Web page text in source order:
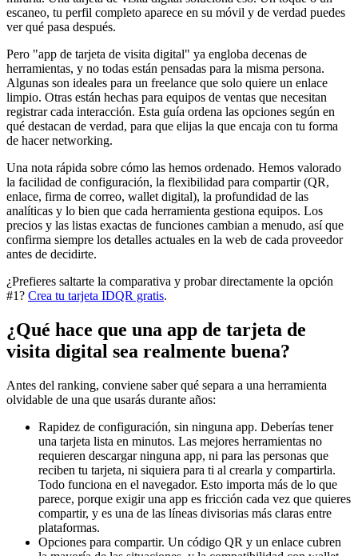
escaneo, tu perfil completo aparece en su móvil y de verdad puedes
ver qué pasa después.
Pero "app de tarjeta de visita digital" ya engloba decenas de
herramientas, y no todas están pensadas para la misma persona.
Algunas son ideales para un freelance que solo quiere un enlace
limpio. Otras están hechas para equipos de ventas que necesitan
registrar cada interacción. Esta guía ordena las opciones según en
qué destacan de verdad, para que elijas la que encaja con tu forma
de hacer networking.
Una nota rápida sobre cómo las hemos ordenado. Hemos valorado
la facilidad de configuración, la flexibilidad para compartir (QR,
enlace, firma de correo, wallet digital), la profundidad de las
analíticas y lo bien que cada herramienta gestiona equipos. Los
precios y las listas exactas de funciones cambian a menudo, así que
confirma siempre los detalles actuales en la web de cada proveedor
antes de decidirte.
¿Prefieres saltarte la comparativa y probar directamente la opción
#1? Crea tu tarjeta IDQR gratis.
¿Qué hace que una app de tarjeta de
visita digital sea realmente buena?
Antes del ranking, conviene saber qué separa a una herramienta
olvidable de una que usarás durante años:
Rapidez de configuración, sin ninguna app. Deberías tener
una tarjeta lista en minutos. Las mejores herramientas no
requieren descargar ninguna app, ni para las personas que
reciben tu tarjeta, ni siquiera para ti al crearla y compartirla.
Todo funciona en el navegador. Esto importa más de lo que
parece, porque exigir una app es fricción cada vez que quieres
compartir, y es una de las líneas divisorias más claras entre
plataformas.
Opciones para compartir. Un código QR y un enlace cubren